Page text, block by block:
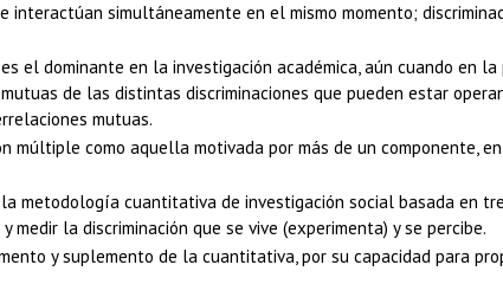
interactúan simultáneamente en el mismo momento;
el dominante en la investigación académica, aún cuando en
de las distintas discriminaciones que pueden estar
mutuas.
múltiple como aquella motivada por más de un componente,
metodología cuantitativa de investigación social basada en
la discriminación que se vive (experimenta) y se percibe.
y suplemento de la cuantitativa, por su capacidad para